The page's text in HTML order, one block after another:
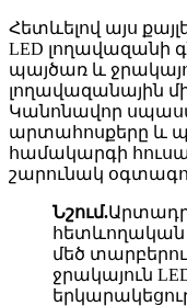
Հետևելով այս
LED լողավազանի
պայծառ և
լողավազանային
Կանոնավոր
արտահոսքերը և
համակարգի
շարունակ
Նշում.
հետևողական
մեծ
ջրակայուն